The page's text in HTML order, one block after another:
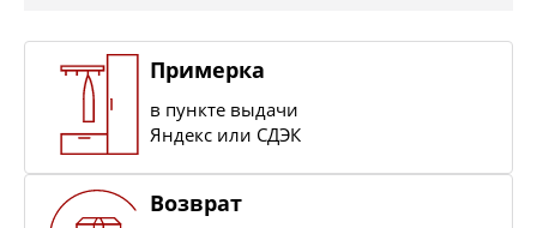
Примерка
в пункте выдачи
Яндекс или СДЭК
Возврат